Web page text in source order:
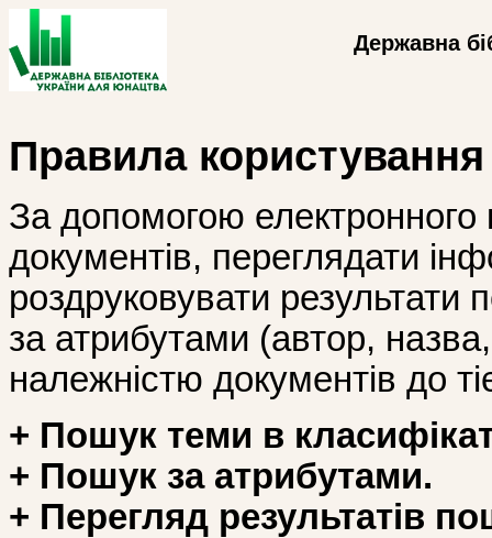
Державна
Правила
За допомогою
документів, переглядати
роздруковувати
за атрибутами (автор, назва,
належністю документів до
+ Пошук теми в
+ Пошук за атрибутами.
+ Перегляд результатів